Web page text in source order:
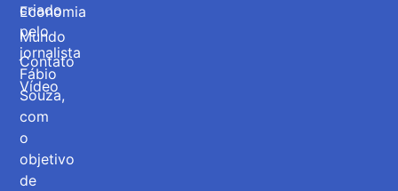
criado
pelo
jornalista
Fábio
Souza,
com
o
objetivo
de
Economia
Mundo
Contato
Vídeo